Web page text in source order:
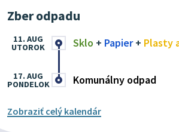
Zber odpadu
Sklo + Papier+ Plasty
11. AUG
UTOROK
Komunálny odpad
17. AUG
PONDELOK
Zobraziť celý kalendár